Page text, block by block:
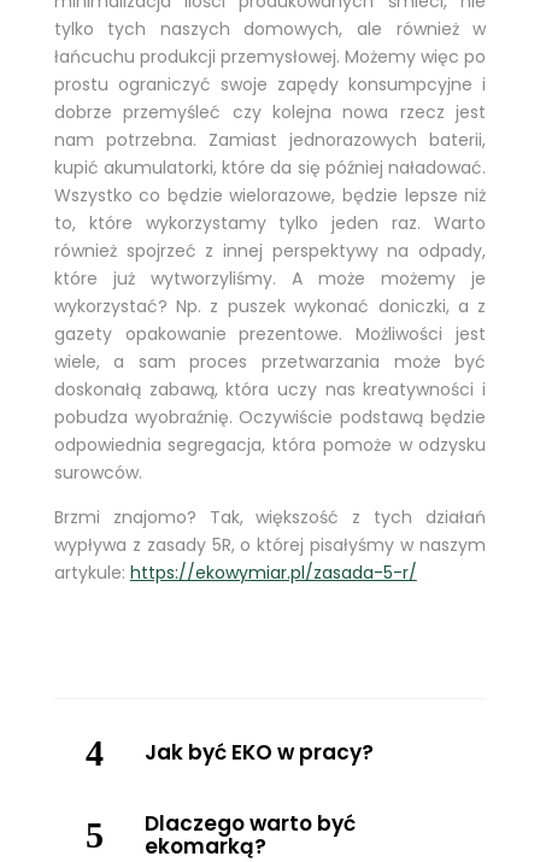
tylko tych naszych domowych, ale również w
łańcuchu produkcji przemysłowej. Możemy więc po
prostu ograniczyć swoje zapędy konsumpcyjne i
dobrze przemyśleć czy kolejna nowa rzecz jest
nam potrzebna. Zamiast jednorazowych baterii,
kupić akumulatorki, które da się później naładować.
Wszystko co będzie wielorazowe, będzie lepsze niż
to, które wykorzystamy tylko jeden raz. Warto
również spojrzeć z innej perspektywy na odpady,
które już wytworzyliśmy. A może możemy je
wykorzystać? Np. z puszek wykonać doniczki, a z
gazety opakowanie prezentowe. Możliwości jest
wiele, a sam proces przetwarzania może być
doskonałą zabawą, która uczy nas kreatywności i
pobudza wyobraźnię. Oczywiście podstawą będzie
odpowiednia segregacja, która pomoże w odzysku
surowców.
Brzmi znajomo? Tak, większość z tych działań
wypływa z zasady 5R, o której pisałyśmy w naszym
artykule: https://ekowymiar.pl/zasada-5-r/
Jak być EKO w pracy?
Dlaczego warto być
ekomarką?